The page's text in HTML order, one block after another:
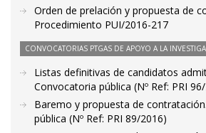
Orden de prelación y propuesta de
Procedimiento PUI/2016-217
CONVOCATORIAS PTGAS DE APOYO A LA
Listas definitivas de candidatos
Convocatoria pública (Nº Ref: PRI
Baremo y propuesta de
pública (Nº Ref: PRI 89/2016)